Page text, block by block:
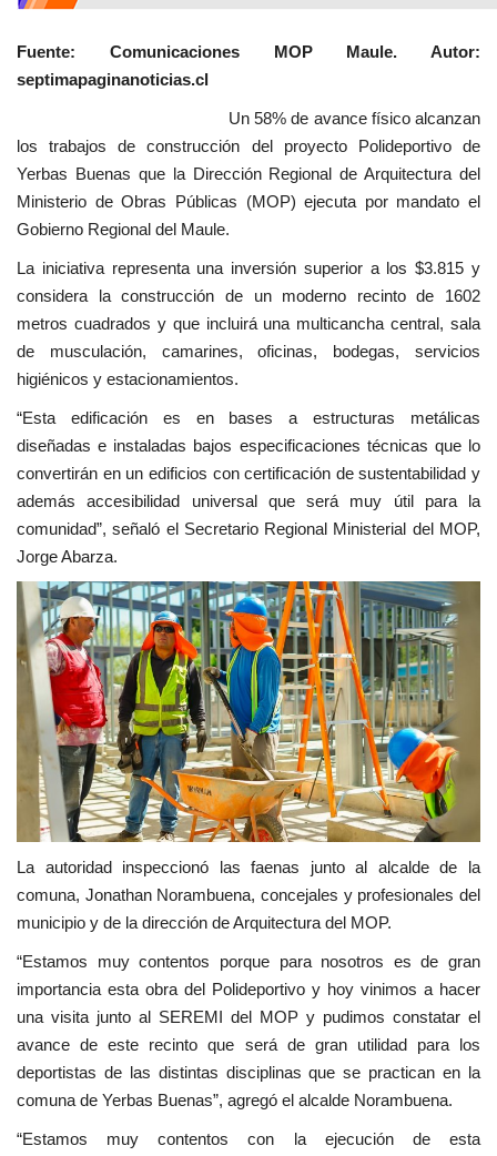
Fuente: Comunicaciones MOP Maule. Autor:
septimapaginanoticias.cl
Un 58% de avance físico alcanzan
los trabajos de construcción del proyecto Polideportivo de
Yerbas Buenas que la Dirección Regional de Arquitectura del
Ministerio de Obras Públicas (MOP) ejecuta por mandato el
Gobierno Regional del Maule.
La iniciativa representa una inversión superior a los $3.815 y
considera la construcción de un moderno recinto de 1602
metros cuadrados y que incluirá una multicancha central, sala
de musculación, camarines, oficinas, bodegas, servicios
higiénicos y estacionamientos.
“Esta edificación es en bases a estructuras metálicas
diseñadas e instaladas bajos especificaciones técnicas que lo
convertirán en un edificios con certificación de sustentabilidad y
además accesibilidad universal que será muy útil para la
comunidad”, señaló el Secretario Regional Ministerial del MOP,
Jorge Abarza.
La autoridad inspeccionó las faenas junto al alcalde de la
comuna, Jonathan Norambuena, concejales y profesionales del
municipio y de la dirección de Arquitectura del MOP.
“Estamos muy contentos porque para nosotros es de gran
importancia esta obra del Polideportivo y hoy vinimos a hacer
una visita junto al SEREMI del MOP y pudimos constatar el
avance de este recinto que será de gran utilidad para los
deportistas de las distintas disciplinas que se practican en la
comuna de Yerbas Buenas”, agregó el alcalde Norambuena.
“Estamos muy contentos con la ejecución de esta